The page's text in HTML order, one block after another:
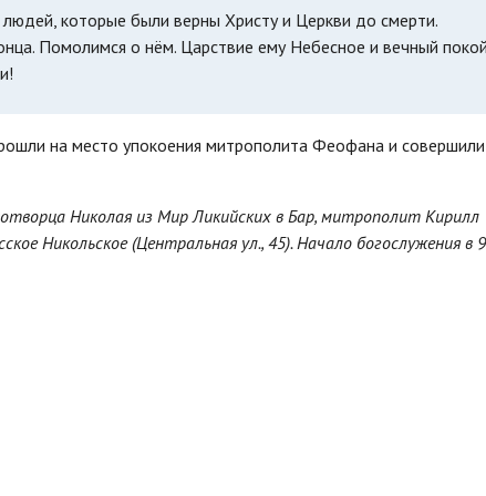
которые были верны Христу и Церкви до смерти.
Помолимся о нём. Царствие ему Небесное и вечный
на место упокоения митрополита Феофана и
Николая из Мир Ликийских в Бар, митрополит Кирилл
Никольское (Центральная ул., 45). Начало богослужения в